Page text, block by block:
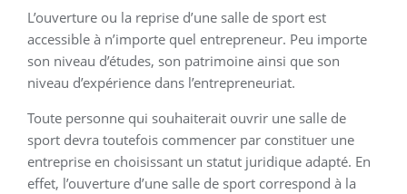
L’ouverture ou la reprise d’une salle de sport est
accessible à n’importe quel entrepreneur. Peu importe
son niveau d’études, son patrimoine ainsi que son
niveau d’expérience dans l’entrepreneuriat.
Toute personne qui souhaiterait ouvrir une salle de
sport devra toutefois commencer par constituer une
entreprise en choisissant un statut juridique adapté. En
effet, l’ouverture d’une salle de sport correspond à la